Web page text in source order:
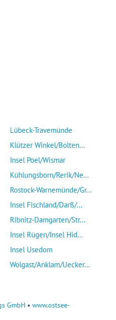
Lübeck-Travemünde
Klützer Winkel/Bolten...
Insel Poel/Wismar
Kühlungsborn/Rerik/Ne...
Rostock-Warnemünde/Gr...
Insel Fischland/Darß/...
Ribnitz-Damgarten/Str...
Insel Rügen/Insel Hid...
Insel Usedom
Wolgast/Anklam/Uecker...
GmbH • www.ostsee-